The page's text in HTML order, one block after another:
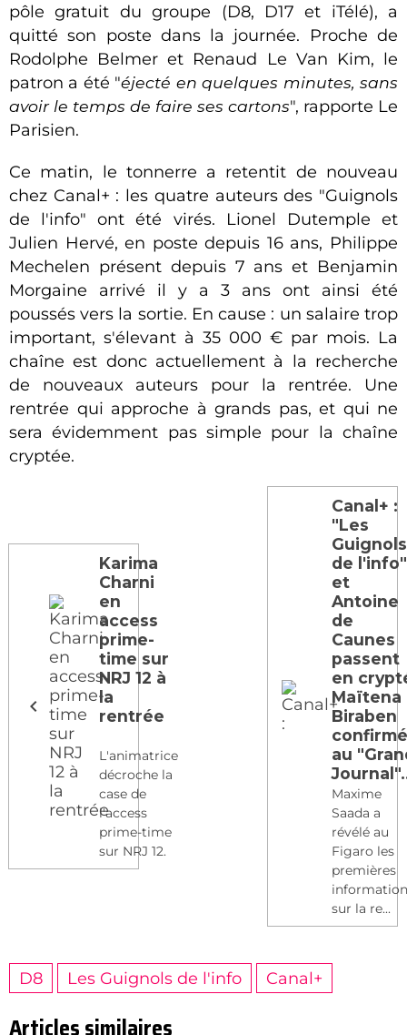
pôle gratuit du groupe (D8, D17 et iTélé), a
quitté son poste dans la journée. Proche de
Rodolphe Belmer et Renaud Le Van Kim, le
patron a été "éjecté en quelques minutes, sans
avoir le temps de faire ses cartons", rapporte Le
Parisien.
Ce matin, le tonnerre a retentit de nouveau
chez Canal+ : les quatre auteurs des "Guignols
de l'info" ont été virés. Lionel Dutemple et
Julien Hervé, en poste depuis 16 ans, Philippe
Mechelen présent depuis 7 ans et Benjamin
Morgaine arrivé il y a 3 ans ont ainsi été
poussés vers la sortie. En cause : un salaire trop
important, s'élevant à 35 000 € par mois. La
chaîne est donc actuellement à la recherche
de nouveaux auteurs pour la rentrée. Une
rentrée qui approche à grands pas, et qui ne
sera évidemment pas simple pour la chaîne
cryptée.
Karima
Charni
en
access
prime-
time sur
NRJ 12 à
la
rentrée
L'animatrice
décroche la
case de
l'access
prime-time
sur NRJ 12.
Canal+ :
"Les
Guignols
de l'info"
et
Antoine
de
Caunes
passent
en
Maïtena
Biraben
au
Maxime
Saada a
révélé au
Figaro les
premières
sur la re...
D8 Les Guignols de l'info Canal+